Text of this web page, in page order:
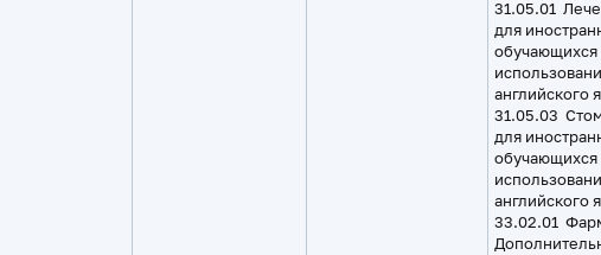
31.05.01
для
обучающихся
английского
31.05.03
для
обучающихся
английского
33.02.01